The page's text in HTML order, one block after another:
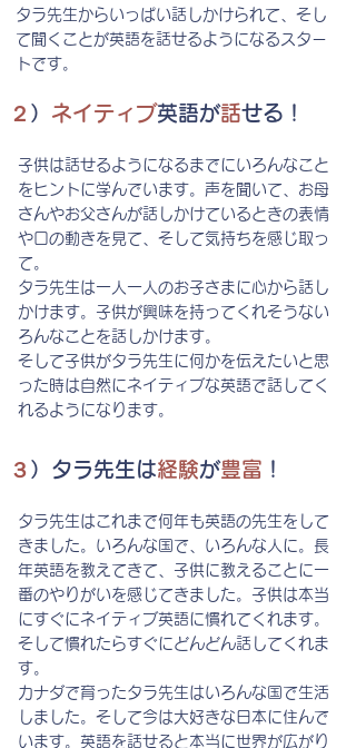
タラ先生からいっぱい話しかけられて、そし
て聞くことが英語を話せるようになるスター
トです。
２ ） ネイティブ英語​が話せる！
子供は話せるようになるまでにいろんなこと
をヒントに学んでいます。声を聞いて、お母
さんやお父さんが話しかけているときの表情
や口の動きを見て、そして気持ちを感じ取っ
て。
​タラ先生は一人一人のお子さまに心から話し
かけます。子供が興味を持ってくれそうない
ろんなことを話しかけます。
そして子供がタラ先生に何かを伝えたいと思
った時は自然にネイティブな英語で話してく
れるようになります。
３ ）タラ先生は経験が豊富 ！
タラ先生はこれまで何年も英語の先生をして
きました。いろんな国で、いろんな人に。長
年英語を教えてきて、子供に教えることに一
番のやりがいを感じてきました。子供は本当
にすぐにネイティブ英語に慣れてくれます。
そして慣れたらすぐにどんどん話してくれま
す。
​カナダで育ったタラ先生はいろんな国で生活
しました。そして今は大好きな日本に住んで
います。英語を話せると本当に世界が広がり